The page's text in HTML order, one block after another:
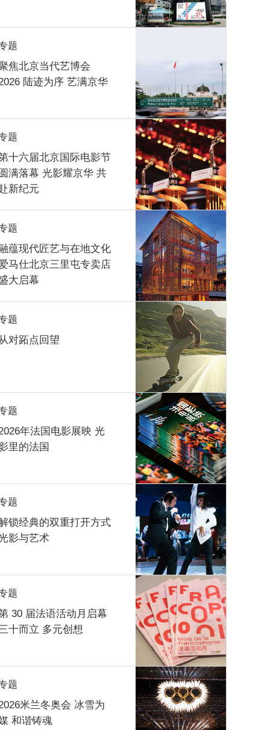
题
焦北京当代艺博会
陆迹为序 艺满京华
题
十六届北京国际电影节
满落幕 光影耀京华 共
新纪元
题
蕴现代匠艺与在地文化
马仕北京三里屯专卖店
大启幕
题
对跖点回望
题
年法国电影展映 光
里的法国
题
锁经典的双重打开方式
影与艺术
题
30 届法语活动月启幕
十而立 多元创想
题
米兰冬奥会 冰雪为
和谐铸魂